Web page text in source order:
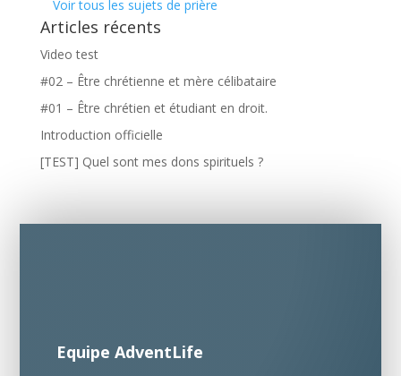
Voir tous les sujets de prière
Articles récents
Video test
#02 – Être chrétienne et mère célibataire
#01 – Être chrétien et étudiant en droit.
Introduction officielle
[TEST] Quel sont mes dons spirituels ?
Equipe AdventLife